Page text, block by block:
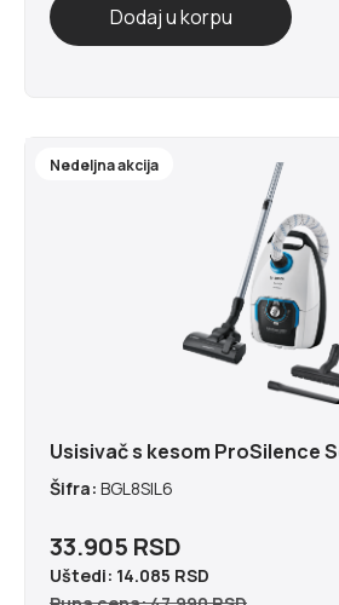
Nedeljna akcija
Usisivač s kesom ProSilence
Šifra: BGL8SIL6
33.905 RSD
Uštedi: 14.085 RSD